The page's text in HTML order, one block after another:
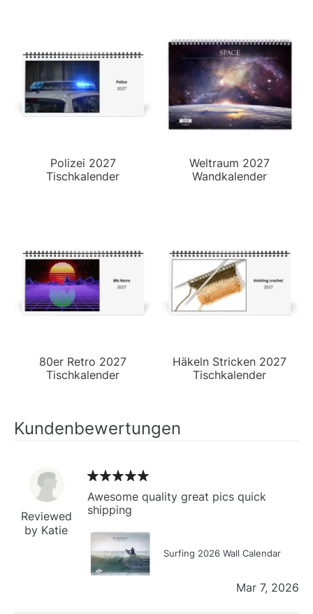
Polizei 2027
Tischkalender
Weltraum 2027
Wandkalender
80er Retro 2027
Tischkalender
Häkeln Stricken 2027
Tischkalender
Kundenbewertungen
Reviewed
by Katie
Awesome quality great pics quick
shipping
Surfing 2026 Wall Calendar
Mar 7, 2026